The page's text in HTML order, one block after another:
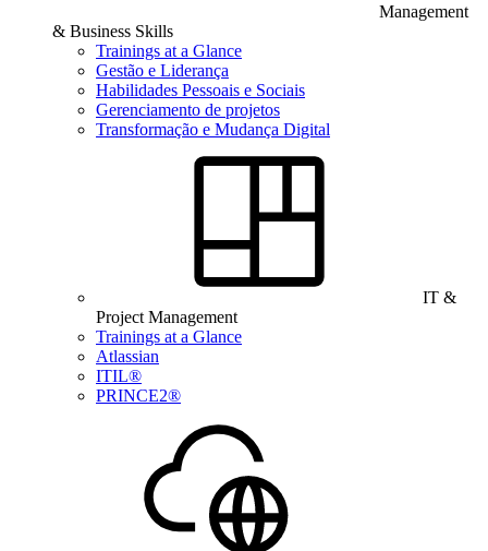
Management
& Business Skills
Trainings at a Glance
Gestão e Liderança
Habilidades Pessoais e Sociais
Gerenciamento de projetos
Transformação e Mudança Digital
IT &
Project Management
Trainings at a Glance
Atlassian
ITIL®
PRINCE2®